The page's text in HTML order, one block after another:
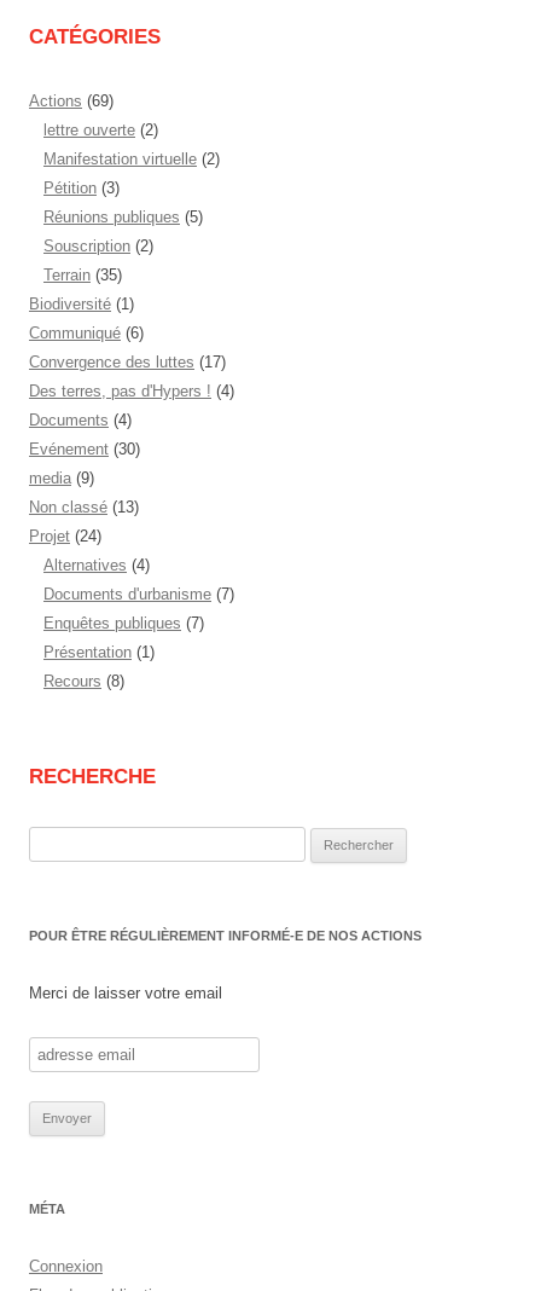
CATÉGORIES
Actions (69)
lettre ouverte (2)
Manifestation virtuelle (2)
Pétition (3)
Réunions publiques (5)
Souscription (2)
Terrain (35)
Biodiversité (1)
Communiqué (6)
Convergence des luttes (17)
Des terres, pas d'Hypers ! (4)
Documents (4)
Evénement (30)
media (9)
Non classé (13)
Projet (24)
Alternatives (4)
Documents d'urbanisme (7)
Enquêtes publiques (7)
Présentation (1)
Recours (8)
RECHERCHE
POUR ÊTRE RÉGULIÈREMENT INFORMÉ-E DE NOS ACTIONS
Merci de laisser votre email
MÉTA
Connexion